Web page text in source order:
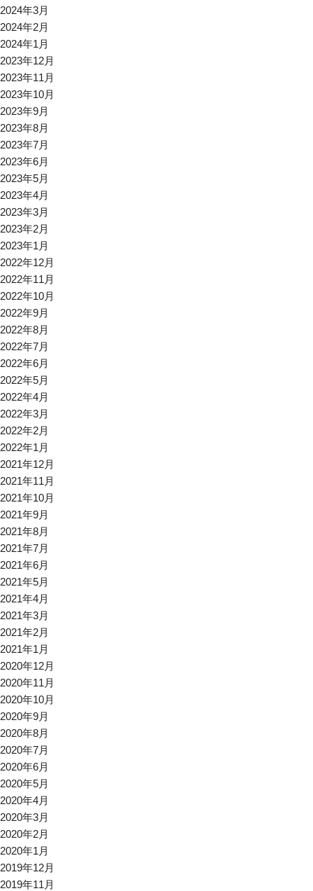
2024年3月
2024年2月
2024年1月
2023年12月
2023年11月
2023年10月
2023年9月
2023年8月
2023年7月
2023年6月
2023年5月
2023年4月
2023年3月
2023年2月
2023年1月
2022年12月
2022年11月
2022年10月
2022年9月
2022年8月
2022年7月
2022年6月
2022年5月
2022年4月
2022年3月
2022年2月
2022年1月
2021年12月
2021年11月
2021年10月
2021年9月
2021年8月
2021年7月
2021年6月
2021年5月
2021年4月
2021年3月
2021年2月
2021年1月
2020年12月
2020年11月
2020年10月
2020年9月
2020年8月
2020年7月
2020年6月
2020年5月
2020年4月
2020年3月
2020年2月
2020年1月
2019年12月
2019年11月